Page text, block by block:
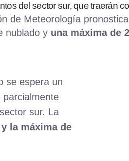
del sector sur, que traerán
de Meteorología
nublado y una máxima de
se espera un
parcialmente
sur. La
y la máxima de